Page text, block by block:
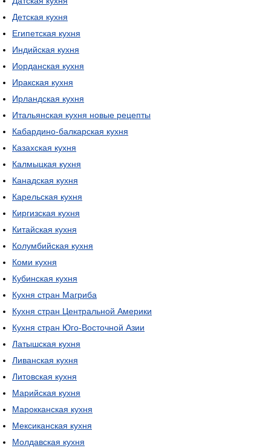
Детская кухня
Египетская кухня
Индийская кухня
Иорданская кухня
Иракская кухня
Ирландская кухня
Итальянская кухня новые рецепты
Кабардино-балкарская кухня
Казахская кухня
Калмыцкая кухня
Канадская кухня
Карельская кухня
Киргизская кухня
Китайская кухня
Колумбийская кухня
Коми кухня
Кубинская кухня
Кухня стран Магриба
Кухня стран Центральной Америки
Кухня стран Юго-Восточной Азии
Латышская кухня
Ливанская кухня
Литовская кухня
Марийская кухня
Марокканская кухня
Мексиканская кухня
Молдавская кухня